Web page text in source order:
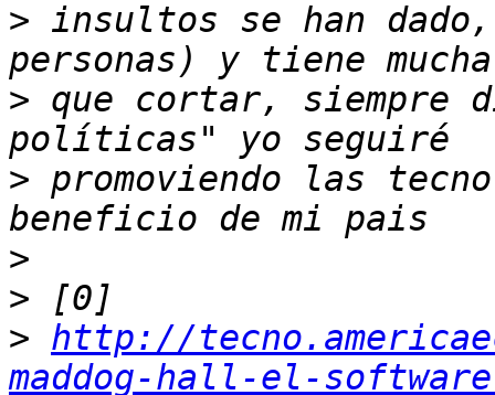
> insultos se han
> que cortar, siempre
> promoviendo las
>
>
> http://
maddog-hall-el-